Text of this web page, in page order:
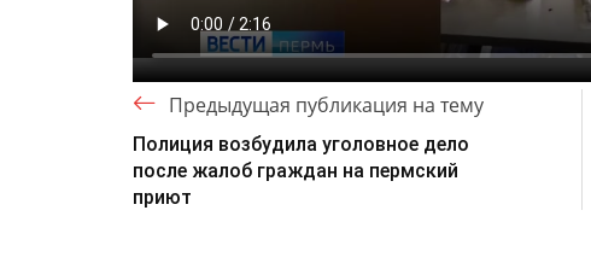
Предыдущая публикация на тему
Полиция возбудила уголовное дело
после жалоб граждан на пермский
приют